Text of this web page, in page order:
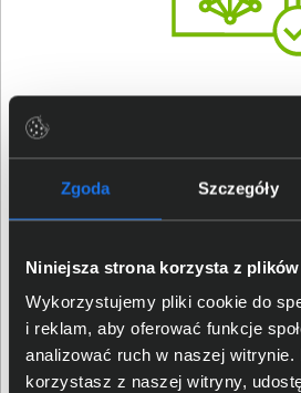
Zgoda Szczegóły
Niniejsza strona korzysta z
Wykorzystujemy pliki cookie do
i reklam, aby oferować funkcje
analizować ruch w naszej
korzystasz z naszej witryny,
Responsywność, która